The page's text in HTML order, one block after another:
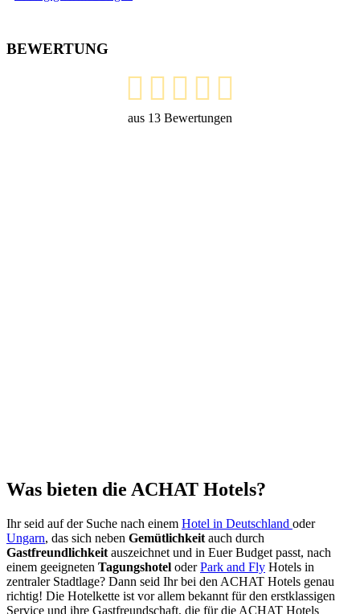
BEWERTUNG
aus 13 Bewertungen
Was bieten die ACHAT Hotels?
Ihr seid auf der Suche nach einem Hotel in Deutschland oder
Ungarn, das sich neben Gemütlichkeit auch durch
Gastfreundlichkeit auszeichnet und in Euer Budget passt, nach
einem geeigneten Tagungshotel oderPark and Fly Hotels in
zentraler Stadtlage? Dann seid Ihr bei den ACHAT Hotels genau
richtig! Die Hotelkette ist vor allem bekannt für den erstklassigen
Service und ihre Gastfreundschaft, die für die ACHAT Hotels